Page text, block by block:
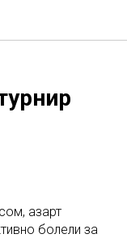
азарт
болели за